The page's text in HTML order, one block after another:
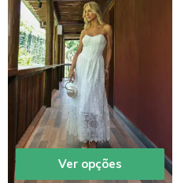
Ver opções